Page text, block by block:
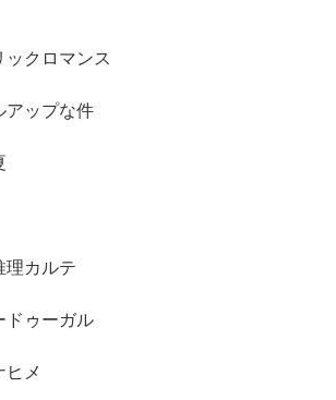
ックロマンス
アップな件
理カルテ
ドゥーガル
ヒメ